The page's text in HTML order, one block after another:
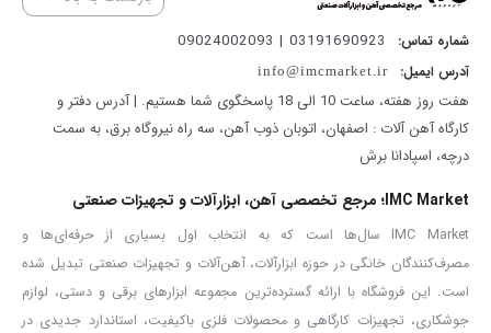
به دنبال برش دادن چیزی در یک فضای تنگ و کوچک هستند؛ به شکلی
که فرزهای معمولی یا دسته بلند را نمی‌توان در آن‌ها جای داد. در چنین
مواردی مینی فرز دسته کوتاه به کار می‌آید؛ چراکه ابعاد فوق‌العاده کوچک
آن به شما اجازه خواهد داد در فضاهای بسیار کوچک نیز آن را جای داده و
در عین حال باید دانست استفاده از مینی فرزهای دسته کوتاه ممکن است
برای افراد غیرحرفه‌ای کمی سخت باشد؛ چراکه به احتمال زیاد آن‌ها
نمی‌توانند مینی فرزهای دسته کوتاه را به سادگی کنترل و از آن‌ها بهره
بگیرند. از همین رو اگر حرفه‌ای نیستید و با کارهای بسیار ظریف سروکار
شماره تماس: 03191690923 | 09024002093
آدرس ایمیل: info@imcmarket.ir
هفت روز هفته، ساعت 10 الی 18 پاسخگوی شما هستیم. | آدرس دفتر و
کارگاه آهن آلات : اصفهان، اتوبان ذوب آهن، سه راه نیروگاه برق، به سمت
درچه، اسپادانا برش
IMC Market؛ مرجع تخصصی آهن، ابزارآلات و تجهیزات صنعتی
IMC Market سال‌ها است که به انتخاب اول بسیاری از حرفه‌ای‌ها و
مصرف‌کنندگان خانگی در حوزه ابزارآلات، آهن‌آلات و تجهیزات صنعتی تبدیل شده
است. این فروشگاه با ارائه گسترده‌ترین مجموعه ابزارهای برقی و دستی، لوازم
جوشکاری، تجهیزات کارگاهی و محصولات فلزی باکیفیت، استاندارد جدیدی در